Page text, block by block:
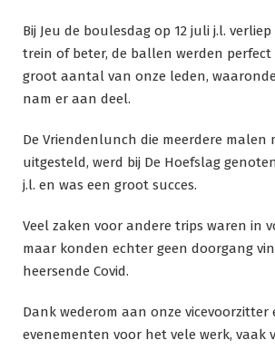
Bij Jeu de boulesdag op 12 juli j.l.
trein of beter, de ballen werden perfect
groot aantal van onze leden,
nam er aan deel.
De Vriendenlunch die meerdere malen
uitgesteld, werd bij De Hoefslag
j.l. en was een groot succes.
Veel zaken voor andere trips waren in
maar konden echter geen doorgang
heersende Covid.
Dank wederom aan onze
evenementen voor het vele werk, vaak